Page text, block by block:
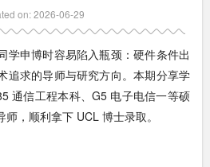
on: 2026-06-29
学申博时容易陷入瓶颈：硬件条件出
追求的导师与研究方向。本期分享学
通信工程本科、G5 电子电信一等硕
，顺利拿下 UCL 博士录取。